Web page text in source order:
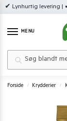
✔ Lynhurtig levering |
MENU
Forside / Krydderier /